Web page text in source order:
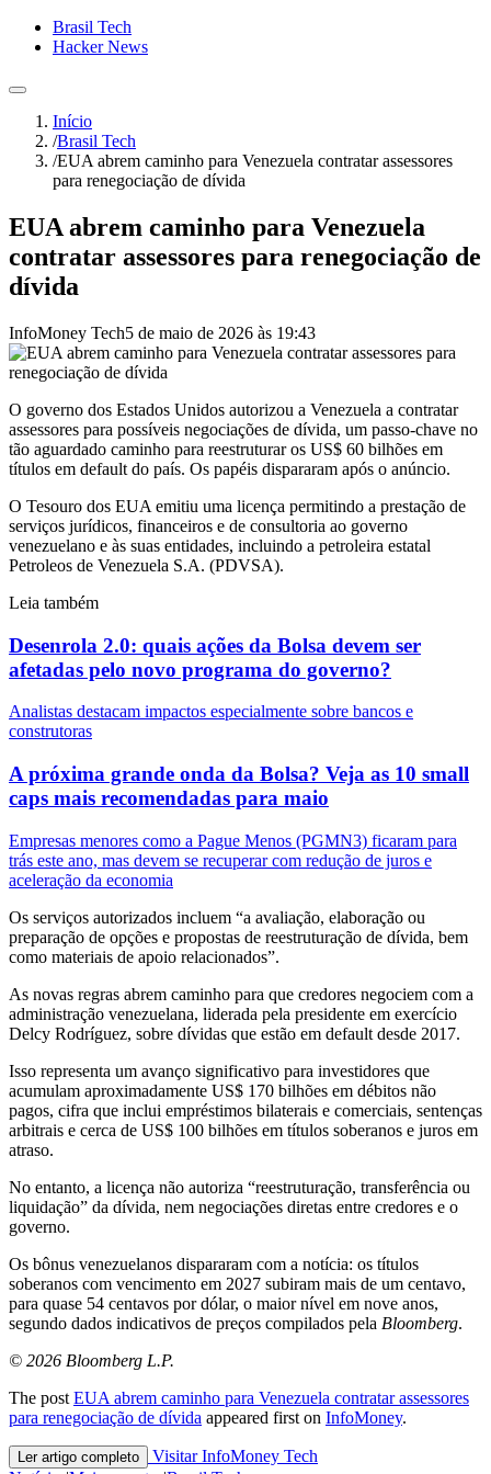
Brasil Tech
Hacker News
Início
/Brasil Tech
/EUA abrem caminho para Venezuela contratar assessores
para renegociação de dívida
EUA abrem caminho para Venezuela
contratar assessores para renegociação de
dívida
InfoMoney Tech5 de maio de 2026 às 19:43
O governo dos Estados Unidos autorizou a Venezuela a contratar
assessores para possíveis negociações de dívida, um passo-chave no
tão aguardado caminho para reestruturar os US$ 60 bilhões em
títulos em default do país. Os papéis dispararam após o anúncio.
O Tesouro dos EUA emitiu uma licença permitindo a prestação de
serviços jurídicos, financeiros e de consultoria ao governo
venezuelano e às suas entidades, incluindo a petroleira estatal
Petroleos de Venezuela S.A. (PDVSA).
Leia também
Desenrola 2.0: quais ações da Bolsa devem ser
afetadas pelo novo programa do governo?
Analistas destacam impactos especialmente sobre bancos e
construtoras
A próxima grande onda da Bolsa? Veja as 10 small
caps mais recomendadas para maio
Empresas menores como a Pague Menos (PGMN3) ficaram para
trás este ano, mas devem se recuperar com redução de juros e
aceleração da economia
Os serviços autorizados incluem “a avaliação, elaboração ou
preparação de opções e propostas de reestruturação de dívida, bem
como materiais de apoio relacionados”.
As novas regras abrem caminho para que credores negociem com a
administração venezuelana, liderada pela presidente em exercício
Delcy Rodríguez, sobre dívidas que estão em default desde 2017.
Isso representa um avanço significativo para investidores que
acumulam aproximadamente US$ 170 bilhões em débitos não
pagos, cifra que inclui empréstimos bilaterais e comerciais, sentenças
arbitrais e cerca de US$ 100 bilhões em títulos soberanos e juros em
atraso.
No entanto, a licença não autoriza “reestruturação, transferência ou
liquidação” da dívida, nem negociações diretas entre credores e o
governo.
Os bônus venezuelanos dispararam com a notícia: os títulos
soberanos com vencimento em 2027 subiram mais de um centavo,
para quase 54 centavos por dólar, o maior nível em nove anos,
segundo dados indicativos de preços compilados pela Bloomberg.
© 2026 Bloomberg L.P.
The post EUA abrem caminho para Venezuela contratar assessores
para renegociação de dívida appeared first on InfoMoney.
Ler artigo completo
Visitar InfoMoney Tech